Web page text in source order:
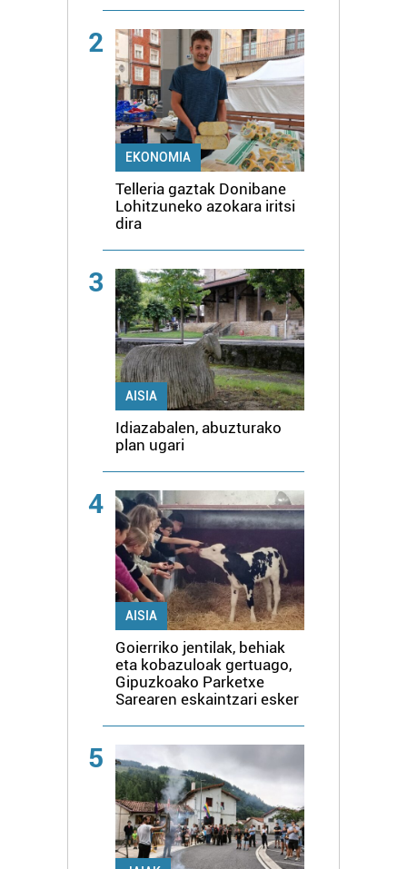
2
EKONOMIA
Telleria gaztak Donibane
Lohitzuneko azokara iritsi
dira
3
AISIA
Idiazabalen, abuzturako
plan ugari
4
AISIA
Goierriko jentilak, behiak
eta kobazuloak gertuago,
Gipuzkoako Parketxe
Sarearen eskaintzari esker
5